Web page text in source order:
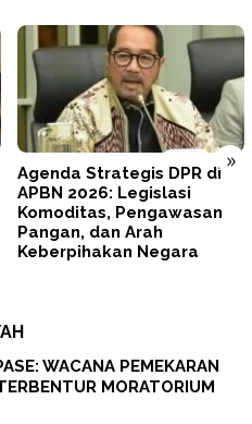
»
Tegas! Prabowo Minta
TNI–Polri Memperbaiki Diri
dan Mengunci
Profesionalisme
WACANA PEMEKARAN
MORATORIUM